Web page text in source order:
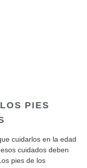
PIES
cuidarlos en la edad
cuidados deben
pies de los